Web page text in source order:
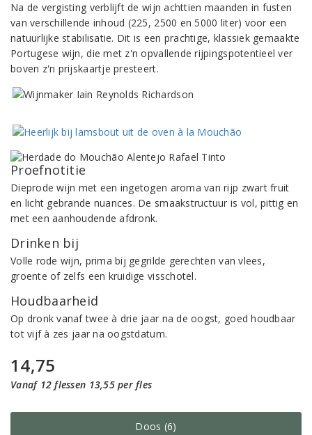
Na de vergisting verblijft de wijn achttien maanden in fusten
van verschillende inhoud (225, 2500 en 5000 liter) voor een
natuurlijke stabilisatie. Dit is een prachtige, klassiek gemaakte
Portugese wijn, die met z'n opvallende rijpingspotentieel ver
boven z'n prijskaartje presteert.
Proefnotitie
Dieprode wijn met een ingetogen aroma van rijp zwart fruit
en licht gebrande nuances. De smaakstructuur is vol, pittig en
met een aanhoudende afdronk.
Drinken bij
Volle rode wijn, prima bij gegrilde gerechten van vlees,
groente of zelfs een kruidige visschotel.
Houdbaarheid
Op dronk vanaf twee à drie jaar na de oogst, goed houdbaar
tot vijf à zes jaar na oogstdatum.
14,75
Vanaf 12 flessen 13,55 per fles
Doos (6)